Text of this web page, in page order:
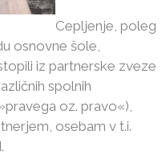
Cepljenje, poleg
osnovne šole,
iz partnerske zveze
spolnih
oz. pravo«),
osebam v t.i.